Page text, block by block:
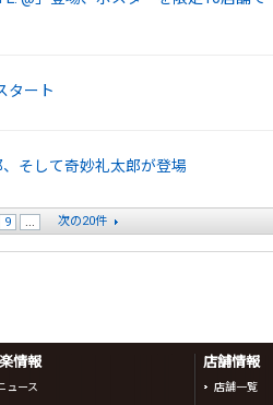
タート
、そして奇妙礼太郎が登場
9 ... 次の20件
情報
ュース
店舗情報
店舗一覧